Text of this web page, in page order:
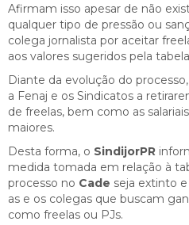
Afirmam isso apesar de não
qualquer tipo de pressão ou
colega jornalista por aceitar
aos valores sugeridos pela
Diante da evolução do
a Fenaj e os Sindicatos a
de freelas, bem como as
maiores.
Desta forma, o SindijorPR
medida tomada em relação à
processo no Cade seja extinto
as e os colegas que buscam
como freelas ou PJs.